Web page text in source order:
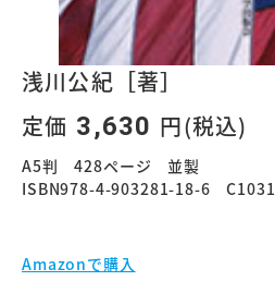
浅川公紀［著］
定価 3,630 円(税込)
A5判 428ページ 並製
ISBN978-4-903281-18-6 C1031
Amazonで購入